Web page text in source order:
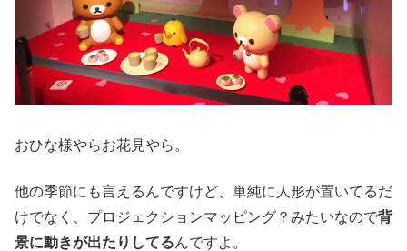
おひな様やらお花見やら。
他の季節にも言えるんですけど、単純に人形が置いてるだ
けでなく、プロジェクションマッピング？みたいなので背
景に動きが出たりしてるんですよ。